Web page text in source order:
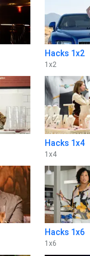
Hacks 1x2
1 x2
Hacks 1x4
1 x4
Hacks 1x6
1 x6